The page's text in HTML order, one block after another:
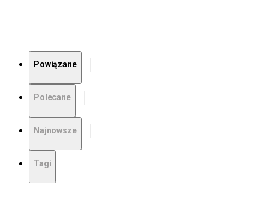
Powiązane
Polecane
Najnowsze
Tagi